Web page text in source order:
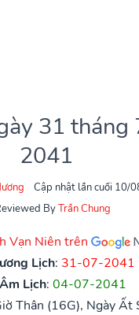
31 tháng
2041
Cập nhật lần cuối 10/
ByTrần Chung
Vạn Niên trên
Lịch: 31-07-2041
Âm Lịch: 04-07-2041
Thân (16G), Ngày Ất